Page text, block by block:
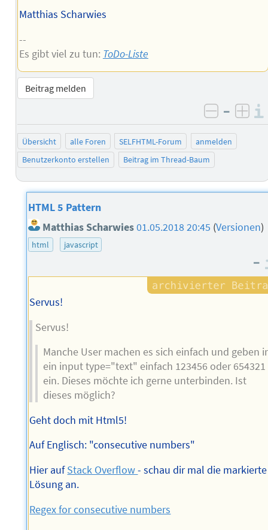
Matthias Scharwies
--
Es gibt viel zu tun: ToDo-Liste
Beitrag melden
negativ
–
Übersicht alle Foren SELFHTML-Forum
anmelden
Benutzerkonto erstellen
Beitrag im Thread-Baum
HTML 5 Pattern
Matthias Scharwies01.05.2018 20:45 (Versionen)
html javascript
–
Servus!
Servus!
Manche User machen es sich einfach und geben
ein input type="text" einfach 123456 oder 654321
ein. Dieses möchte ich gerne unterbinden. Ist
dieses möglich?
Geht doch mit Html5!
Auf Englisch: "consecutive numbers"
Hier aufStack Overflow- schau dir mal die markierte
Lösung an.
Regex for consecutive numbers